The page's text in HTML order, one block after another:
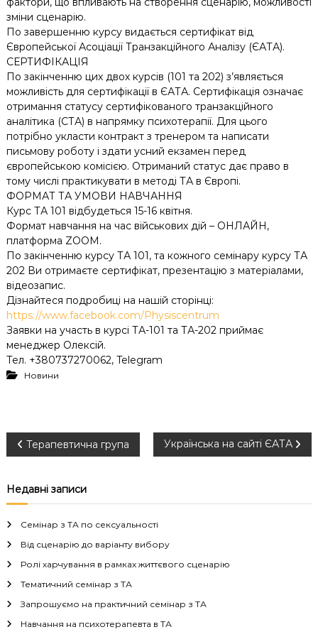
зміни сценарію.
По завершенню курсу видається сертифікат від
Європейської Асоціації Транзакційного Аналізу (ЄАТА).
СЕРТИФІКАЦІЯ
По закінченню цих двох курсів (101 та 202) з’являється
можливість для сертифікації в ЄАТА. Сертифікація означає
отримання статусу сертифікованого транзакційного
аналітика (СТА) в напрямку психотерапії. Для цього
потрібно укласти контракт з тренером та написати
письмову роботу і здати усний екзамен перед
європейською комісією. Отриманий статус дає право в
тому числі практикувати в методі ТА в Європі.
ФОРМАТ ТА УМОВИ НАВЧАННЯ
Курс ТА 101 відбудеться 15-16 квітня.
Формат навчання на час військових дій – ОНЛАЙН,
платформа ZOOM.
По закінченню курсу ТА 101, та кожного семінару курсу ТА
202 Ви отримаєте сертифікат, презентацію з матеріалами,
відеозапис.
Дізнайтеся подробиці на нашій сторінці:
https://www.facebook.com/Physiscentrum
Заявки на участь в курсі ТА-101 та ТА-202 приймає
менеджер Олексій.
Тел. +380737270062, Telegram
Новини
Н
а
в
і
г
а
Терапевтична група Українська на сайті ЄАТА
Недавні записи
Семінар з ТА по сексуальності
Від сценарію до варіанту вибору
Ролі харчування в рамках життєвого сценарію
Тематичний семінар з ТА
Запрошуємо на практичний семінар з ТА
Навчання на психотерапевта в ТА